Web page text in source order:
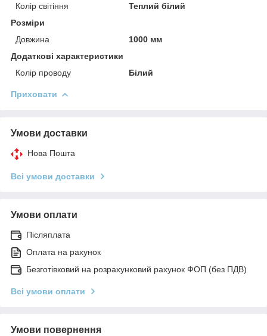
Колір світіння
Теплий білий
Розміри
Довжина
1000 мм
Додаткові характеристики
Колір проводу
Білий
Приховати
Умови доставки
Нова Пошта
Всі умови доставки
Умови оплати
Післяплата
Оплата на рахунок
Безготівковий на розрахунковий рахунок ФОП (без ПДВ)
Всі умови оплати
Умови повернення